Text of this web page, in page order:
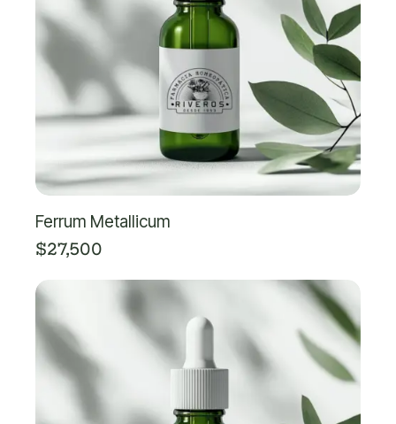
Ferrum Metallicum
$27,500